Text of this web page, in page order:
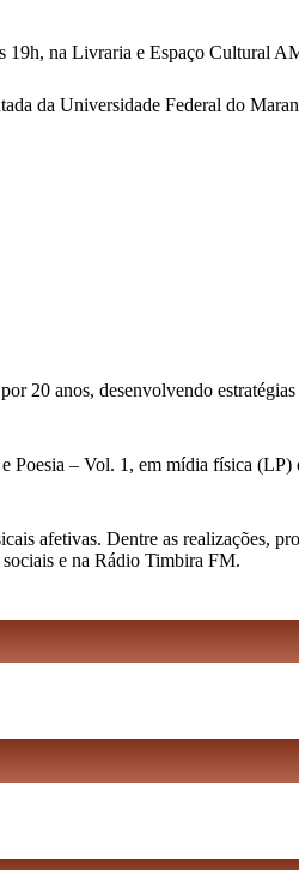
19h, na Livraria e Espaço Cultural
da Universidade Federal do
20 anos, desenvolvendo
Poesia – Vol. 1, em mídia física (LP)
afetivas. Dentre as realizações,
e na Rádio Timbira FM.